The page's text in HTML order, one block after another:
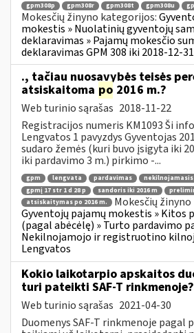
gpm308p
gpm308r gpm308t gpm308u
Mokesčių žinyno kategorijos:
mokestis » Nuolatinių gyventojų
deklaravimas » Pajamų mokesčio
deklaravimas GPM 308 iki 2018-12-31
., tačiau nuosavybės teisės
atsiskaitoma po 2016 m.?
Web turinio sąrašas 2018-11-22
Registracijos numeris KM1093 Ši
Lengvatos 1 pavyzdys Gyventojas
sudaro žemės (kuri buvo įsigyta iki
iki pardavimo 3 m.) pirkimo -...
gpm lengvata pardavimas
gpmį 17 str 1 d 28 p
sandoris iki 2016 m
atsiskaitymas po 2016 m.
Mokesčių
Gyventojų pajamų mokestis » Kitos
(pagal abėcėlę) » Turto pardavimo
Nekilnojamojo ir registruotino
Lengvatos
Kokio laikotarpio apskaitos
turi pateikti SAF-T rinkmenoje?
Web turinio sąrašas 2021-04-30
Duomenys SAF-T rinkmenoje pagal